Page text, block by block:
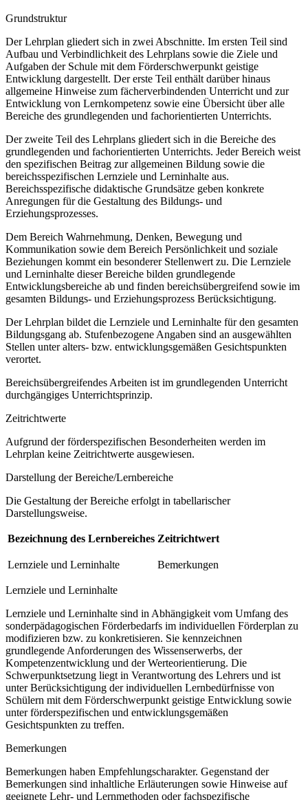
Grundstruktur
Der Lehrplan gliedert sich in zwei Abschnitte. Im ersten Teil sind
Aufbau und Verbindlichkeit des Lehrplans sowie die Ziele und
Aufgaben der Schule mit dem Förderschwerpunkt geistige
Entwicklung dargestellt. Der erste Teil enthält darüber hinaus
allgemeine Hinweise zum fächerverbindenden Unterricht und zur
Entwicklung von Lernkompetenz sowie eine Übersicht über alle
Bereiche des grundlegenden und fachorientierten Unterrichts.
Der zweite Teil des Lehrplans gliedert sich in die Bereiche des
grundlegenden und fachorientierten Unterrichts. Jeder Bereich weist
den spezifischen Beitrag zur allgemeinen Bildung sowie die
bereichsspezifischen Lernziele und Lerninhalte aus.
Bereichsspezifische didaktische Grundsätze geben konkrete
Anregungen für die Gestaltung des Bildungs- und
Erziehungsprozesses.
Dem Bereich Wahrnehmung, Denken, Bewegung und
Kommunikation sowie dem Bereich Persönlichkeit und soziale
Beziehungen kommt ein besonderer Stellenwert zu. Die Lernziele
und Lerninhalte dieser Bereiche bilden grundlegende
Entwicklungsbereiche ab und finden bereichsübergreifend sowie im
gesamten Bildungs- und Erziehungsprozess Berücksichtigung.
Der Lehrplan bildet die Lernziele und Lerninhalte für den gesamten
Bildungsgang ab. Stufenbezogene Angaben sind an ausgewählten
Stellen unter alters- bzw. entwicklungsgemäßen Gesichtspunkten
verortet.
Bereichsübergreifendes Arbeiten ist im grundlegenden Unterricht
durchgängiges Unterrichtsprinzip.
Zeitrichtwerte
Aufgrund der förderspezifischen Besonderheiten werden im
Lehrplan keine Zeitrichtwerte ausgewiesen.
Darstellung der Bereiche/Lernbereiche
Die Gestaltung der Bereiche erfolgt in tabellarischer
Darstellungsweise.
Bezeichnung des Lernbereiches Zeitrichtwert
Lernziele und Lerninhalte Bemerkungen
Lernziele und Lerninhalte
Lernziele und Lerninhalte sind in Abhängigkeit vom Umfang des
sonderpädagogischen Förderbedarfs im individuellen Förderplan zu
modifizieren bzw. zu konkretisieren. Sie kennzeichnen
grundlegende Anforderungen des Wissenserwerbs, der
Kompetenzentwicklung und der Werteorientierung. Die
Schwerpunktsetzung liegt in Verantwortung des Lehrers und ist
unter Berücksichtigung der individuellen Lernbedürfnisse von
Schülern mit dem Förderschwerpunkt geistige Entwicklung sowie
unter förderspezifischen und entwicklungsgemäßen
Gesichtspunkten zu treffen.
Bemerkungen
Bemerkungen haben Empfehlungscharakter. Gegenstand der
Bemerkungen sind inhaltliche Erläuterungen sowie Hinweise auf
geeignete Lehr- und Lernmethoden oder fachspezifische